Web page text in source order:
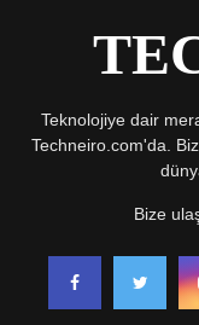
Teknolojiye dair
Techneiro.com'da.
Bize